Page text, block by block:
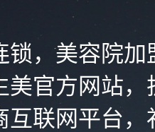
锁，美容院
官方网站
互联网平台